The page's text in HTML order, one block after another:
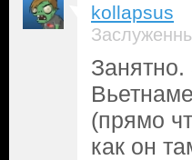
kollapsus
(прямо
как он